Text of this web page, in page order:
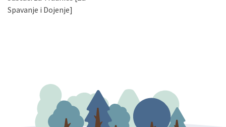
gore navedenu adresu ili e-mailom na adresu:
Spavanje i Dojenje]